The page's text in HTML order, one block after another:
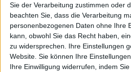
Sie der Verarbeitung zustimmen oder
beachten Sie, dass die Verarbeitung
personenbezogenen Daten ohne Ihre
kann, obwohl Sie das Recht haben,
zu widersprechen. Ihre Einstellungen
Website. Sie können Ihre
Ihre Einwilligung widerrufen, indem
Minor“, ein Streichermedley der
„Clayman“-Melodien, das zeigt,
Diese Melodien sind unsterblich, IN